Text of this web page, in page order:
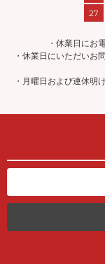
27
・休業日にお
・休業日にいただいお
・月曜日および連休明